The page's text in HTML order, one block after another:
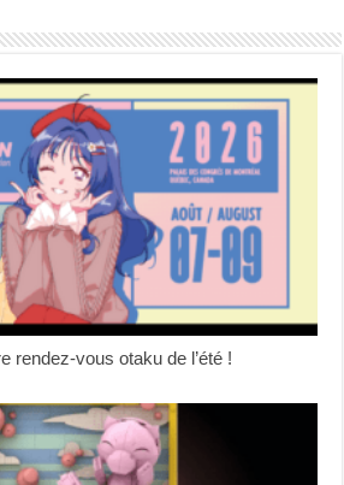
rendez-vous otaku de l’été !